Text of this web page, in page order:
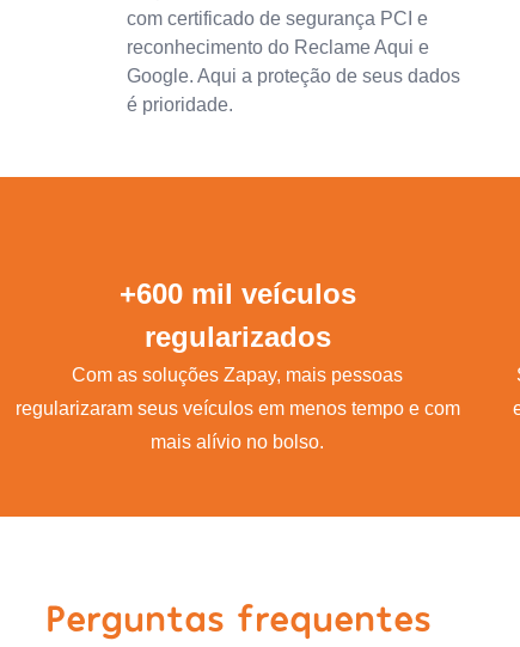
com certificado de segurança PCI e
reconhecimento do Reclame Aqui e
Google. Aqui a proteção de seus dados
é prioridade.
+600 mil veículos
regularizados
Com as soluções Zapay, mais pessoas
regularizaram seus veículos em menos tempo e com
mais alívio no bolso.
Perguntas frequentes